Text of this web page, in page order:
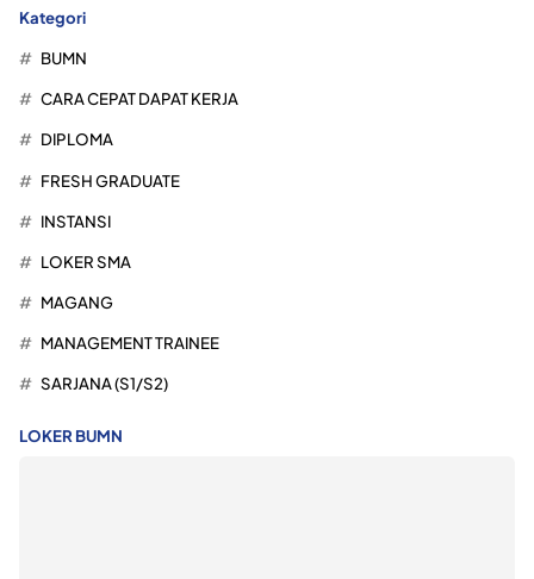
Kategori
BUMN
CARA CEPAT DAPAT KERJA
DIPLOMA
FRESH GRADUATE
INSTANSI
LOKER SMA
MAGANG
MANAGEMENT TRAINEE
SARJANA (S1/S2)
LOKER BUMN